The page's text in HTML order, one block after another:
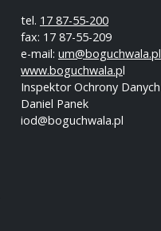
tel. 17 87-55-200
fax: 17 87-55-209
e-mail: um@boguchwala.pl
www.boguchwala.pl
Inspektor Ochrony Danych
Daniel Panek
iod@boguchwala.pl